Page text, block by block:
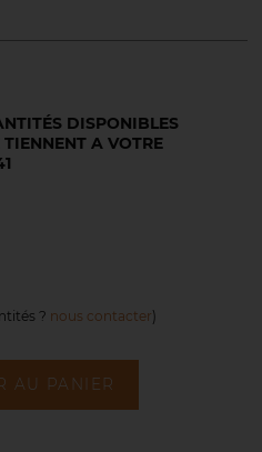
DISPONIBLES
A VOTRE
? nous contacter)
AU PANIER